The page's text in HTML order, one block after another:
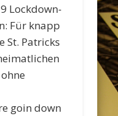
Lockdown-
Für knapp
St. Patricks
goin down